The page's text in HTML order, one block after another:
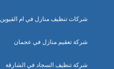
شركات تنظيف منازل في ام القيوين
شركة تعقيم منازل في عجمان
شركة تنظيف السجاد في الشارقة